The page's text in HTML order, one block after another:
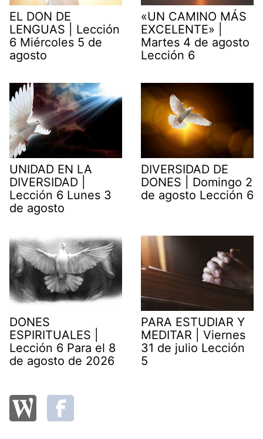
EL DON DE
LENGUAS | Lección
6 Miércoles 5 de
agosto
«UN CAMINO MÁS
EXCELENTE» |
Martes 4 de agosto
Lección 6
UNIDAD EN LA
DIVERSIDAD |
Lección 6 Lunes 3
de agosto
DIVERSIDAD DE
DONES | Domingo 2
de agosto Lección 6
DONES
ESPIRITUALES |
Lección 6 Para el 8
de agosto de 2026
PARA ESTUDIAR Y
MEDITAR | Viernes
31 de julio Lección
5